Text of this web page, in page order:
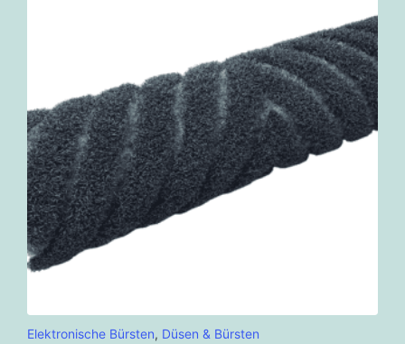
Dieses
Elektronische Bürsten, Düsen & Bürsten